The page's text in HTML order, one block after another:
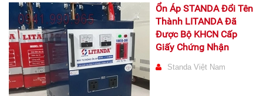
Ổn Áp STANDA Đổi Tên
Thành LITANDA Đã
Được Bộ KHCN Cấp
Giấy Chứng Nhận
Standa Việt Nam